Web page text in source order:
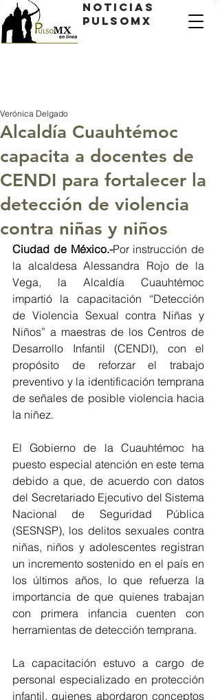
Noticias
PulsoMX
Alcaldía Cuauhtémoc
capacita a docentes de
CENDI para fortalecer la
detección de violencia
contra niñas y niños
Verónica Delgado
Ciudad de México.-Por instrucción de
la alcaldesa Alessandra Rojo de la
Vega, la Alcaldía Cuauhtémoc
impartió la capacitación “Detección
de Violencia Sexual contra Niñas y
Niños” a maestras de los Centros de
Desarrollo Infantil (CENDI), con el
propósito de reforzar el trabajo
preventivo y la identificación temprana
de señales de posible violencia hacia
la niñez.
El Gobierno de la Cuauhtémoc ha
puesto especial atención en este tema
debido a que, de acuerdo con datos
del Secretariado Ejecutivo del Sistema
Nacional de Seguridad Pública
(SESNSP), los delitos sexuales contra
niñas, niños y adolescentes registran
un incremento sostenido en el país en
los últimos años, lo que refuerza la
importancia de que quienes trabajan
con primera infancia cuenten con
herramientas de detección temprana.
La capacitación estuvo a cargo de
personal especializado en protección
infantil, quienes abordaron conceptos